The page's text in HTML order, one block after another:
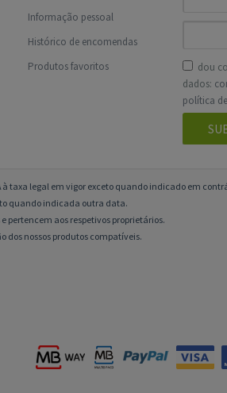
Informação pessoal
Histórico de encomendas
Produtos favoritos
dou
dados:
política
taxa legal em vigor exceto quando indicado em
quando indicada outra data.
pertencem aos respetivos proprietários.
nossos produtos compatíveis.